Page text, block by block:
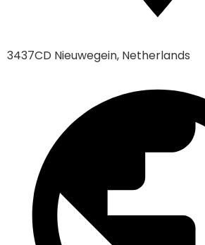
3437CD Nieuwegein, Netherlands